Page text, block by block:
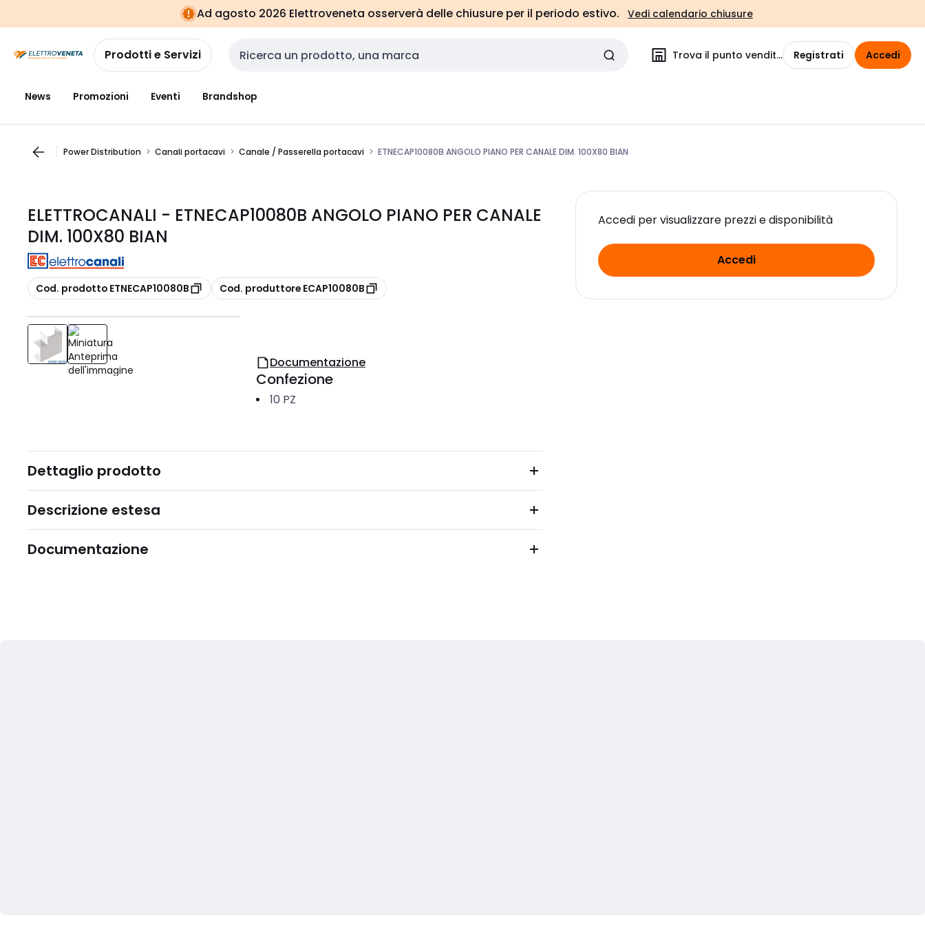
navigazionealla
pagina
Ad agosto 2026 Elettroveneta osserverà delle chiusure per il periodo estivo. Vedi calendario chiusure
Prodotti e Servizi Cerca input Trova il punto vendita Registrati Accedi
News Promozioni Eventi Brandshop
Power Distribution Canali portacavi Canale / Passerella portacavi ETNECAP10080B ANGOLO PIANO PER CANALE DIM. 100X80 BIAN
ELETTROCANALI - ETNECAP10080B ANGOLO PIANO PER CANALE
DIM. 100X80 BIAN
copia
Cod. prodotto ETNECAP10080B copia
Cod. produttore ECAP10080B
Accedi per visualizzare prezzi e disponibilità
Accedi
Documentazione
Confezione
10 PZ
Dettaglio prodotto
Descrizione estesa
Documentazione